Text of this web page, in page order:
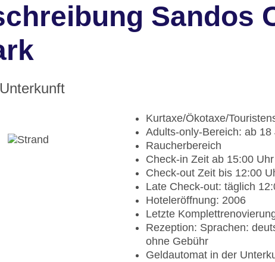
Sandos
Kurtaxe/Ökotaxe/
Adults-only-Bereich: ab 18
Raucherbereich
Check-in Zeit ab 15:00 Uhr
Check-out Zeit bis 12:00
Late Check-out: täglich
Hoteleröffnung: 2006
Letzte
Rezeption: Sprachen:
ohne Gebühr
Geldautomat in der